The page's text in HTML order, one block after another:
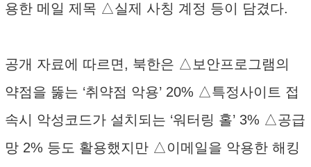
용한 메일 제목 △실제 사칭 계정 등이 담겼다.
공개 자료에 따르면, 북한은 △보안프로그램의
약점을 뚫는 ‘취약점 악용’ 20% △특정사이트 접
속시 악성코드가 설치되는 ‘워터링 홀’ 3% △공급
망 2% 등도 활용했지만 △이메일을 악용한 해킹